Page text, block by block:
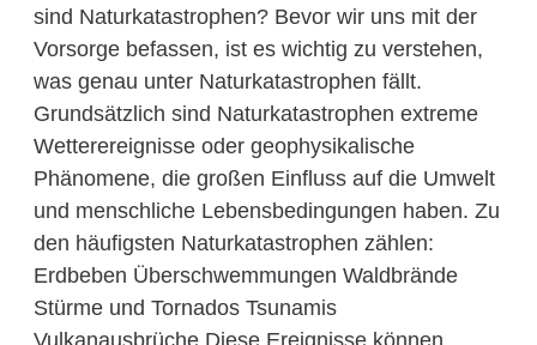
sind Naturkatastrophen? Bevor wir uns mit der
Vorsorge befassen, ist es wichtig zu verstehen,
was genau unter Naturkatastrophen fällt.
Grundsätzlich sind Naturkatastrophen extreme
Wetterereignisse oder geophysikalische
Phänomene, die großen Einfluss auf die Umwelt
und menschliche Lebensbedingungen haben. Zu
den häufigsten Naturkatastrophen zählen:
Erdbeben Überschwemmungen Waldbrände
Stürme und Tornados Tsunamis